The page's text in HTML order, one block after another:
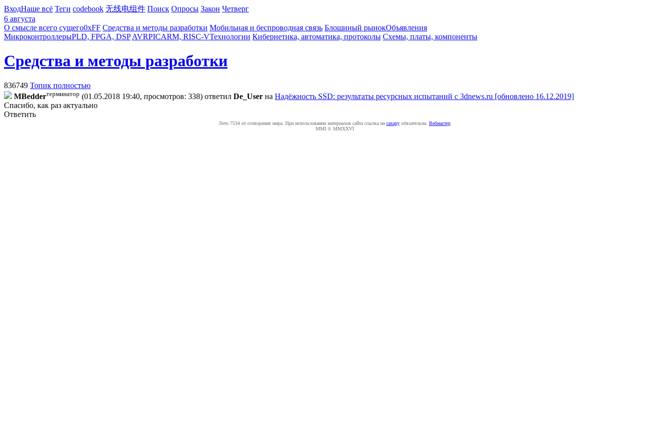
ВходНаше всё Теги codebook 无线电组件 Поиск Опросы Закон Четверг
6 августа
О смысле всего сущего0xFF Средства и методы разработки Мобильная и беспроводная связь Блошиный рынокОбъявления
МикроконтроллерыPLD, FPGA, DSP AVRPICARM, RISC-VТехнологии Кибернетика, автоматика, протоколы Схемы, платы, компоненты
Средства и методы разработки
836749 Топик полностью
MBedderтерминатор (01.05.2018 19:40, просмотров: 338) ответил De_User на Надёжность SSD: результаты ресурсных испытаний c 3dnews.ru [обновлено 16.12.2019]
Спасибо, как раз актуально
Ответить
Лето 7534 от сотворения мира. При использовании материалов сайта ссылка на caxapу обязательна. Вебмастер
MMI © MMXXVI